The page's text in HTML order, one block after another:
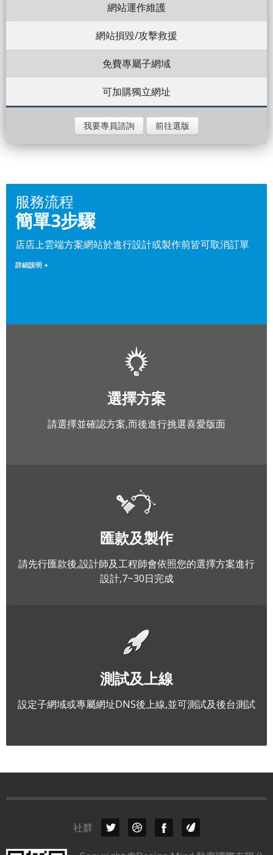
網站運作維護
網站損毀/攻擊救援
免費專屬子網域
可加購獨立網址
我要專員諮詢 前往選版
服務流程
簡單3步驟
店店上雲端方案網站於進行設計或製作前皆可取消訂單
詳細說明 +
選擇方案
請選擇並確認方案,而後進行挑選喜愛版面
匯款及製作
請先行匯款後,設計師及工程師會依照您的選擇方案進行
設計,7~30日完成
測試及上線
設定子網域或專屬網址DNS後上線,並可測試及後台測試
社群